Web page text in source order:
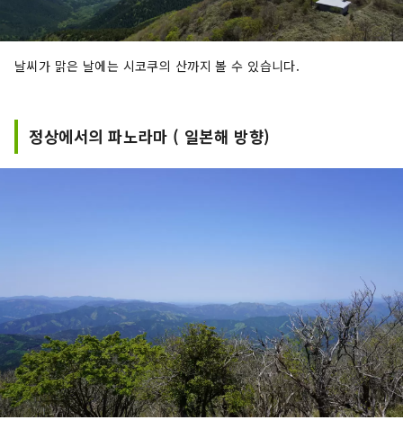
날씨가 맑은 날에는 시코쿠의 산까지 볼 수 있습니다.
정상에서의 파노라마 ( 일본해 방향)